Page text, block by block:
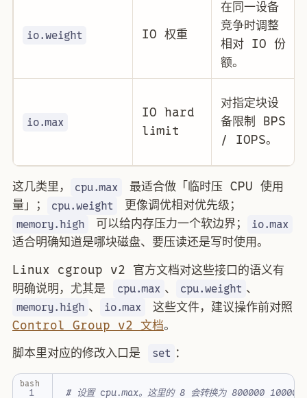
io.weight IO 权重
在同一设备
竞争时调整
相对 IO 份
额。
io.max
IO hard
limit
对指定块设
备限制 BPS
/ IOPS。
这几类里， cpu.max
最适合做「临时压 CPU 使用
量」；
cpu.weight 更像调优相对优先级；
memory.high 可以给内存压力一个软边界； io.max
适合明确知道是哪块磁盘、要压读还是写时使用。
Linux cgroup v2 官方文档对这些接口的语义有
明确说明，尤其是
cpu.max 、 cpu.weight 、
memory.high 、 io.max
这些文件，建议操作前对照
Control Group v2 文档。
脚本里对应的修改入口是
set ：
1 # 设置 cpu.max。这里的 8 会转换为 800000 100000
bash